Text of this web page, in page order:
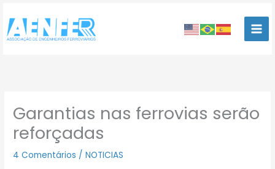
para
conteúdo
Garantias nas ferrovias serão
reforçadas
4 Comentários /NOTICIAS